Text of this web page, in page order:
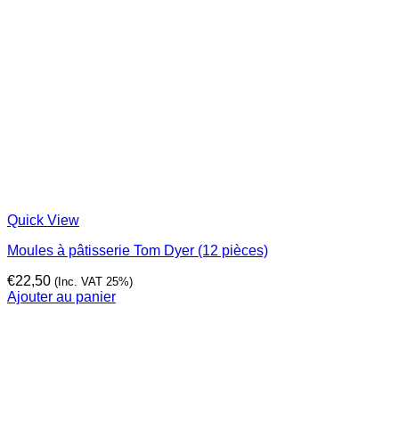
Quick View
Moules à pâtisserie Tom Dyer (12 pièces)
€22,50 (Inc. VAT 25%)
Ajouter au panier